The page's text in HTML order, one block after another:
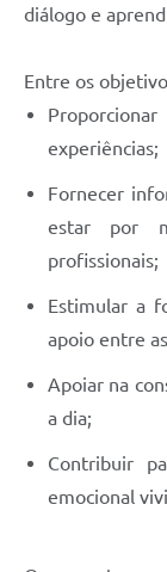
diálogo e
Entre os
experiências;
Fornecer
estar por
profissionais;
Estimular a
apoio entre
Apoiar na
a dia;
Contribuir
emocional